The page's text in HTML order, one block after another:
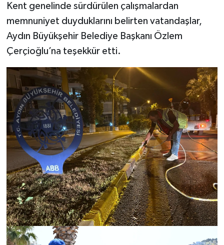
Kent genelinde sürdürülen çalışmalardan
memnuniyet duyduklarını belirten vatandaşlar,
Aydın Büyükşehir Belediye Başkanı Özlem
Çerçioğlu’na teşekkür etti.